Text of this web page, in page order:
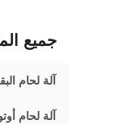
جميع
آلة لحام
آلة لحام